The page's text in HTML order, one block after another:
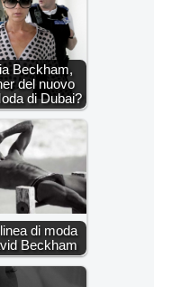
Beckham,
del nuovo
di Dubai?
di moda
Beckham